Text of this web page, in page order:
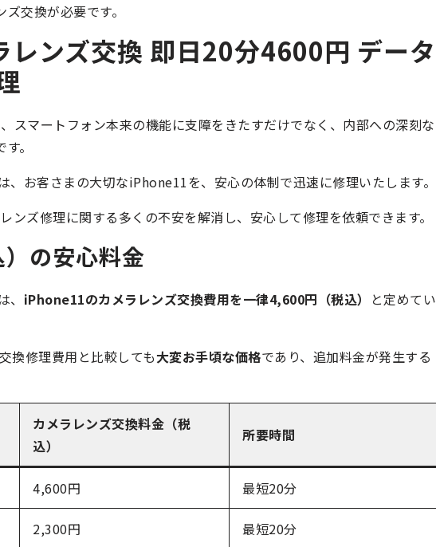
交換が必要です。
ンズ交換 即日20分4600円 データ
スマートフォン本来の機能に支障をきたすだけでなく、内部への深刻な
す。
、お客さまの大切なiPhone11を、安心の体制で迅速に修理いたします。
ンズ修理に関する多くの不安を解消し、安心して修理を依頼できます。
の安心料金
iPhone11のカメラレンズ交換費用を一律4,600円（税込）
と定めてい
換修理費用と比較しても大変お手頃な価格であり、追加料金が発生する
カメラレンズ交換料金（税
込）
所要時間
4,600円 最短20分
2,300円 最短20分